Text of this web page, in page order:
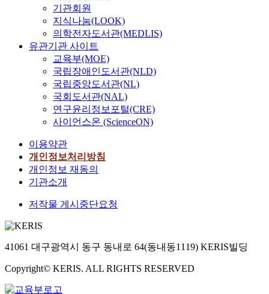
기관회원
지식나눔(LOOK)
의학전자도서관(MEDLIS)
유관기관 사이트
교육부(MOE)
국립장애인도서관(NLD)
국립중앙도서관(NL)
국회도서관(NAL)
연구윤리정보포털(CRE)
사이언스온 (ScienceON)
이용약관
개인정보처리방침
개인정보 재동의
기관소개
저작물 게시중단요청
41061 대구광역시 동구 동내로 64(동내동1119) KERIS빌딩
Copyright© KERIS. ALL RIGHTS RESERVED